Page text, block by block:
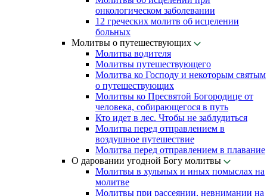
онкологическом заболевании
12 греческих молитв об исцелении
больных
Молитвы о путешествующих
Молитва водителя
Молитвы путешествующего
Молитва ко Господу и некоторым святым
о путешествующих
Молитвы ко Пресвятой Богородице от
человека, собирающегося в путь
Кто идет в лес. Чтобы не заблудиться
Молитва перед отправлением в
воздушное путешествие
Молитва перед отправлением в плавание
О даровании угодной Богу молитвы
Молитвы в хульных и иных помыслах на
молитве
Молитвы при рассеянии, невнимании на